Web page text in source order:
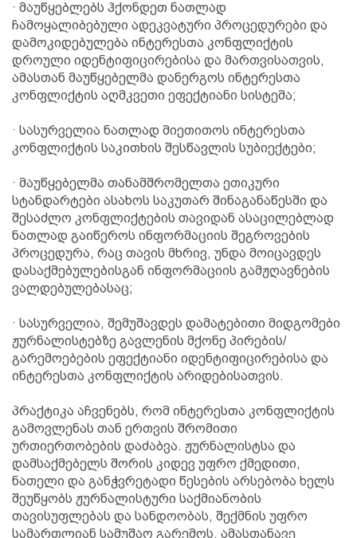
· მაუწყებლებს ჰქონდეთ ნათლად
ჩამოყალიბებული ადეკვატური პროცედურები და
დამოკიდებულება ინტერესთა კონფლიქტის
დროული იდენტიფიცირებისა და მართვისათვის,
ამასთან მაუწყებელმა დანერგოს ინტერესთა
კონფლიქტის აღმკვეთი ეფექტიანი სისტემა;
· სასურველია ნათლად მიეთითოს ინტერესთა
კონფლიქტის საკითხის შესწავლის სუბიექტები;
· მაუწყებელმა თანამშრომელთა ეთიკური
სტანდარტები ასახოს საკუთარ შინაგანაწესში და
შესაძლო კონფლიქტების თავიდან ასაცილებლად
ნათლად გაიწეროს ინფორმაციის შეგროვების
პროცედურა, რაც თავის მხრივ, უნდა მოიცავდეს
დასაქმებულებისგან ინფორმაციის გამჟღავნების
ვალდებულებასაც;
· სასურველია, შემუშავდეს დამატებითი მიდგომები
ჟურნალისტებზე გავლენის მქონე პირების/
გარემოებების ეფექტიანი იდენტიფიცირებისა და
ინტერესთა კონფლიქტის არიდებისათვის.
პრაქტიკა აჩვენებს, რომ ინტერესთა კონფლიქტის
გამოვლენას თან ერთვის შრომითი
ურთიერთობების დაძაბვა. ჟურნალისტსა და
დამსაქმებელს შორის კიდევ უფრო ქმედითი,
ნათელი და განჭვრეტადი წესების არსებობა ხელს
შეუწყობს ჟურნალისტური საქმიანობის
თავისუფლებას და სანდოობას, შექმნის უფრო
სამართლიან სამუშაო გარემოს, ამასთანავე